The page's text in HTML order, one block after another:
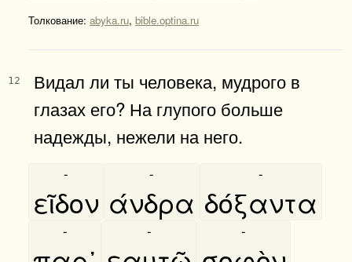
Толкование: abyka.ru, bible.optina.ru
12
Видал ли ты человека, мудрого в
глазах его? На глупого больше
надежды, нежели на него.
εῖδον
-
άνδρα
-
δόξαντα
-
- - -